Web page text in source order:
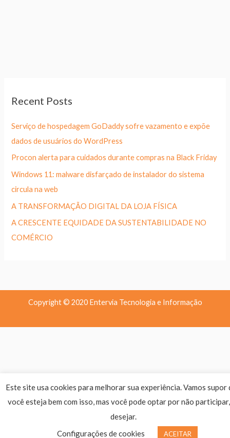
Recent Posts
Serviço de hospedagem GoDaddy sofre vazamento e expõe
dados de usuários do WordPress
Procon alerta para cuidados durante compras na Black Friday
Windows 11: malware disfarçado de instalador do sistema
circula na web
A TRANSFORMAÇÃO DIGITAL DA LOJA FÍSICA
A CRESCENTE EQUIDADE DA SUSTENTABILIDADE NO
COMÉRCIO
Copyright © 2020 Entervia Tecnologia e Informação
Este site usa cookies para melhorar sua experiência. Vamos supor
você esteja bem com isso, mas você pode optar por não
desejar.
Configurações de cookies
ACEITAR